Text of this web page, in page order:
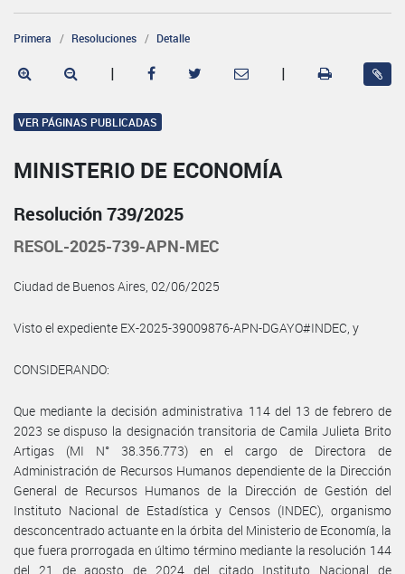
Primera Resoluciones Detalle
| |
VER PÁGINAS PUBLICADAS
MINISTERIO DE ECONOMÍA
Resolución 739/2025
RESOL-2025-739-APN-MEC
Ciudad de Buenos Aires, 02/06/2025
Visto el expediente EX-2025-39009876-APN-DGAYO#INDEC, y
CONSIDERANDO:
Que mediante la decisión administrativa 114 del 13 de febrero de
2023 se dispuso la designación transitoria de Camila Julieta Brito
Artigas (MI N° 38.356.773) en el cargo de Directora de
Administración de Recursos Humanos dependiente de la Dirección
General de Recursos Humanos de la Dirección de Gestión del
Instituto Nacional de Estadística y Censos (INDEC), organismo
desconcentrado actuante en la órbita del Ministerio de Economía, la
que fuera prorrogada en último término mediante la resolución 144
del 21 de agosto de 2024 del citado Instituto Nacional de